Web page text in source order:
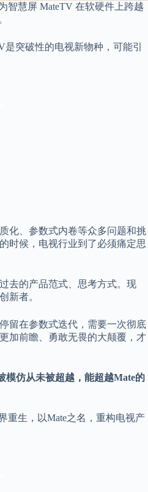
智慧屏 MateTV 在软硬件上跨越
突破性的电视新物种，可能引
化、参数式内卷等众多问题和挑
时候，电视行业到了必须痛定思
去的产品范式、思考方式。现
新者。
留在参数式迭代，需要一次彻底
加前瞻、勇敢无畏的大颠覆，才
模仿从未被超越，能超越Mate的
重生，以Mate之名，重构电视产